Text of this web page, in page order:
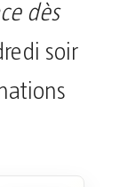
dès
soir